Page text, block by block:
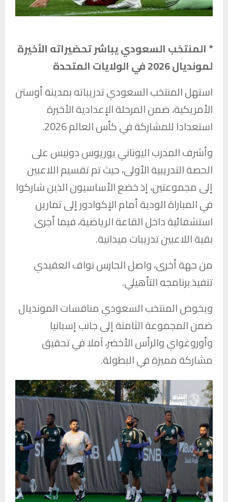
* المنتخب السعودي يباشر تحضيراته الأخيرة
لمونديال 2026 في الولايات المتحدة
استهل المنتخب السعودي تدريباته بمدينة أوستن
الأمريكية، ضمن المرحلة الإعدادية الأخيرة
استعدادا للمشاركة في كأس العالم 2026.
وأشرف المدرب اليوناني يوريوس دونيس على
الحصة التدريبية الأولى، حيث تم تقسيم اللاعبين
إلى مجموعتين، إذ خضع الأساسيون الذين شاركوا
في المباراة الودية أمام الإكوادور إلى تمارين
استشفائية داخل القاعة الرياضية، فيما أجرى
بقية اللاعبين تدريبات ميدانية.
من جهة أخرى، واصل الحارس نواف العقيدي
تنفيذ برنامجه التأهيلي.
ويخوض المنتخب السعودي منافسات المونديال
ضمن المجموعة الثامنة إلى جانب إسبانيا
وأوروغواي والرأس الأخضر، آملا في تحقيق
مشاركة مميزة في البطولة.